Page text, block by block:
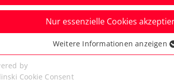
Kiste Orangen
Nur essenzielle Cookies
Cookies werden für grundlegende
benötigt. Dadurch ist gewährleistet, dass
Weitere Informationen anzeigen
by
Cookie Consent